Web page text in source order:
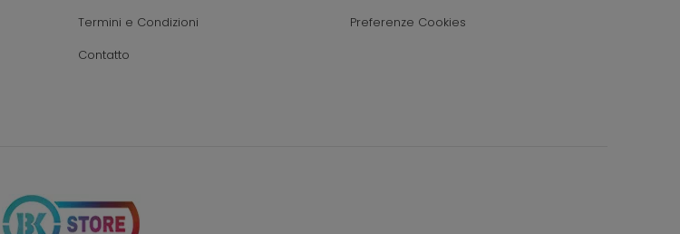
Termini e Condizioni
Contatto
Preferenze Cookies